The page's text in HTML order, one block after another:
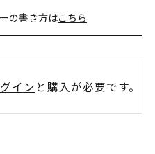
の書き方はこちら
イン と購入が必要です。